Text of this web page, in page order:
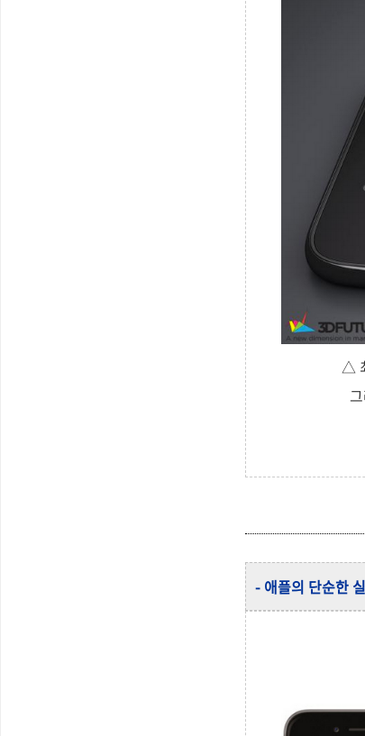
△
- 애플의 단순한